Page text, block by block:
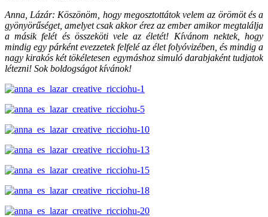
Anna, Lázár: Köszönöm, hogy megosztottátok velem az örömöt és a
gyönyörűséget, amelyet csak akkor érez az ember amikor megtalálja
a másik felét és összeköti vele az életét! Kívánom nektek, hogy
mindig egy párként evezzetek felfelé az élet folyóvizében, és mindig a
nagy kirakós két tökéletesen egymáshoz simuló darabjaként tudjatok
létezni! Sok boldogságot kívánok!